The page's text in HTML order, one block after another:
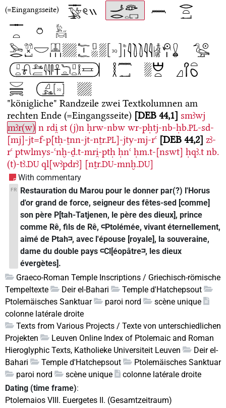
(=Eingangsseite)
"königliche" Randzeile zwei Textkolumnen am
rechten Ende (=Eingangsseite) DEB 44,1 smꜣwj
mꜣr(w) n rdi̯ st (j)n ḥrw-nbw wr-pḥtj-nb-ḥb.PL-sd-
[mj]-jt=f-p[tḥ-ṯnn-jt-nṯr.PL]-jty-mj-rꜥ DEB 44,2 zꜣ-
rꜥ ptwlmys-ꜥnḫ-ḏ.t-mri̯-ptḥ ḥnꜥ ḥm.t-[nswt] ḥqꜣ.t nb.
(t)-tꜣ.DU ql[wꜣpdrꜣ] [nṯr.DU-mnḫ.DU]
With commentary
FR
Restauration du Marou pour le donner par(?) l'Horus
d'or grand de force, seigneur des fêtes-sed [comme]
son père P[tah-Tatjenen, le père des dieux], prince
comme Rê, fils de Rê, 𓍹Ptolémée, vivant éternellement,
aimé de Ptah𓍺, avec l'épouse [royale], la souveraine,
dame du double pays 𓍹Cl[éopâtre𓍺, les dieux
évergètes].
Graeco-Roman Temple Inscriptions / Griechisch-römische
Tempeltexte
Deir el-Bahari
Temple d'Hatchepsout
Ptolemäisches Sanktuar
paroi nord
scène unique
colonne latérale droite
Texts from Various Projects / Texte von unterschiedlichen
Projekten
Leuven Online Index of Ptolemaic and Roman
Hieroglyphic Texts, Katholieke Universiteit Leuven
Deir el-
Bahari
Temple d'Hatchepsout
Ptolemäisches Sanktuar
paroi nord
scène unique
colonne latérale droite
Dating (time frame):
Ptolemaios VIII. Euergetes II. (Gesamtzeitraum)